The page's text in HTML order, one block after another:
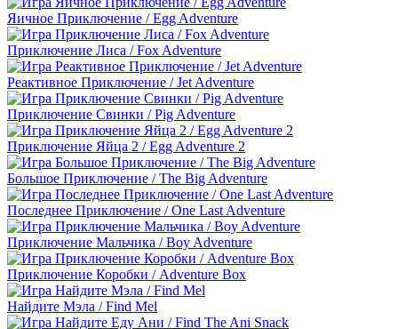
Яичное Приключение / Egg Adventure
Приключение Лиса / Fox Adventure
Реактивное Приключение / Jet Adventure
Приключение Свинки / Pig Adventure
Приключение Яйца 2 / Egg Adventure 2
Большое Приключение / The Big Adventure
Последнее Приключение / One Last Adventure
Приключение Мальчика / Boy Adventure
Приключение Коробки / Adventure Box
Найдите Мэла / Find Mel